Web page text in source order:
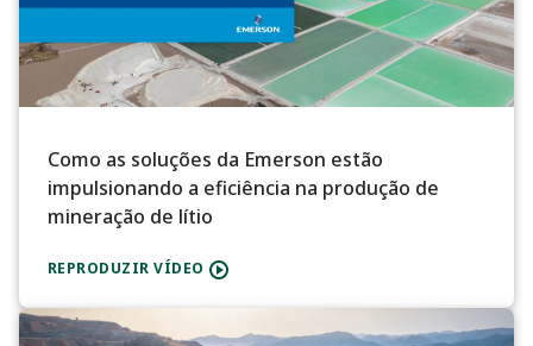
Como as soluções da Emerson estão
impulsionando a eficiência na produção de
mineração de lítio
REPRODUZIR VÍDEO